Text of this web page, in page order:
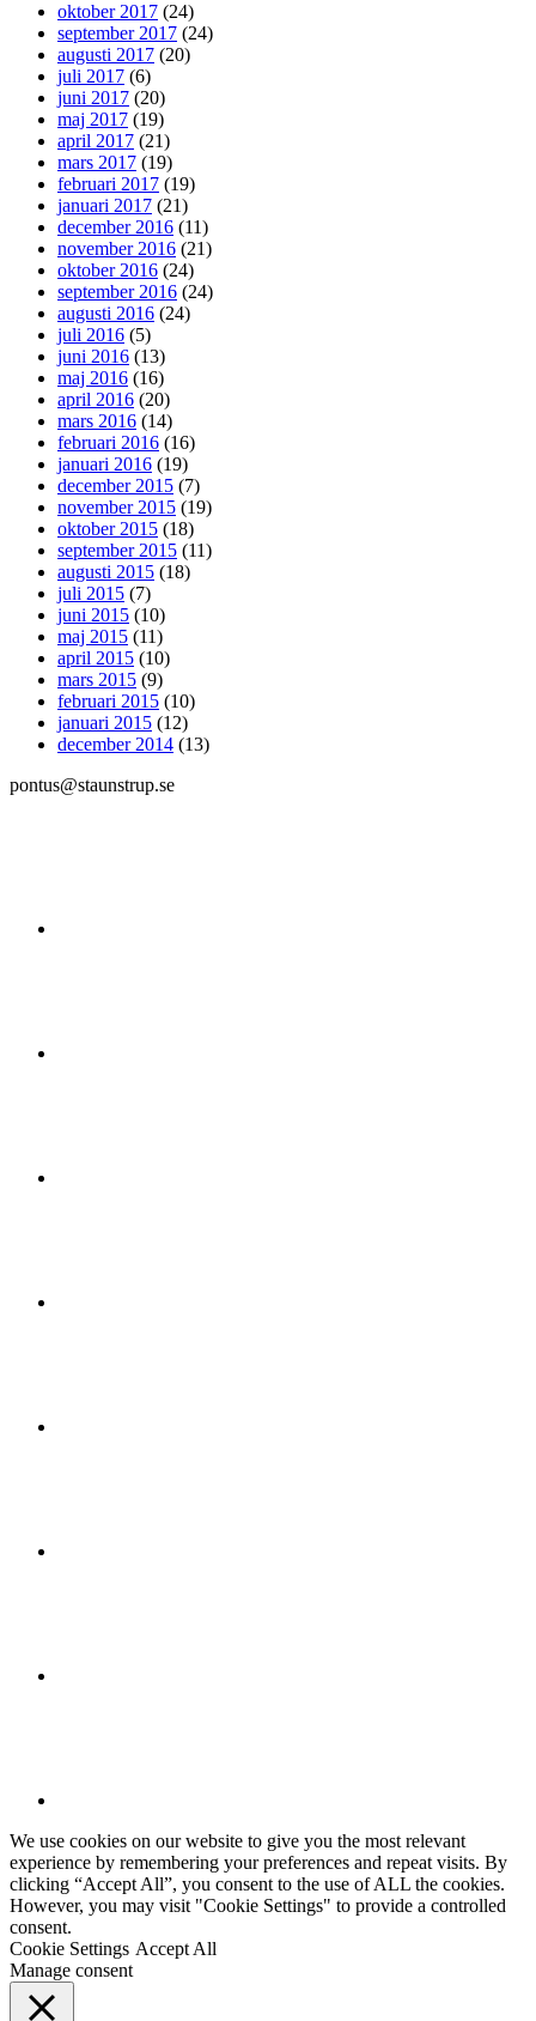
oktober 2017 (24)
september 2017 (24)
augusti 2017 (20)
juli 2017 (6)
juni 2017 (20)
maj 2017 (19)
april 2017 (21)
mars 2017 (19)
februari 2017 (19)
januari 2017 (21)
december 2016 (11)
november 2016 (21)
oktober 2016 (24)
september 2016 (24)
augusti 2016 (24)
juli 2016 (5)
juni 2016 (13)
maj 2016 (16)
april 2016 (20)
mars 2016 (14)
februari 2016 (16)
januari 2016 (19)
december 2015 (7)
november 2015 (19)
oktober 2015 (18)
september 2015 (11)
augusti 2015 (18)
juli 2015 (7)
juni 2015 (10)
maj 2015 (11)
april 2015 (10)
mars 2015 (9)
februari 2015 (10)
januari 2015 (12)
december 2014 (13)
pontus@staunstrup.se
We use cookies on our website to give you the most relevant
experience by remembering your preferences and repeat visits. By
clicking “Accept All”, you consent to the use of ALL the cookies.
However, you may visit "Cookie Settings" to provide a controlled
consent.
Cookie Settings Accept All
Manage consent